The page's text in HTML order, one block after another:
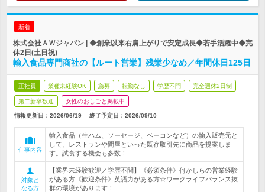
新着
株式会社ＡＷジャパン | ◆創業以来右肩上がりで安定成長◆若手活躍中◆完
休2日(土日祝)
輸入食品専門商社の【ルート営業】残業少なめ／年間休日125日
正社員 業種未経験OK 急募 転勤なし 学歴不問 完全週休2日制
第二新卒歓迎 女性のおしごと掲載中
情報更新日：2026/06/19 終了予定日： 2026/09/10
仕事内容
輸入食品（生ハム、ソーセージ、ベーコンなど）の輸入販売元と
して、レストランや問屋といった既存取引先に商品を提案しま
す。試食する機会も多数！
対象と
なる方
【業界未経験歓迎／学歴不問】《必須条件》何かしらの営業経験
がある方《歓迎条件》英語力がある方☆ワークライフバランス抜
群の環境があります！